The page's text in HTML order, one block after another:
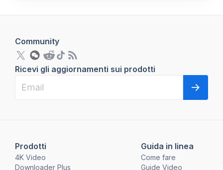
Prodotti
4K Video
Downloader Plus
Guida in linea
Come fare
Guide Video
Community
Ricevi gli aggiornamenti sui prodotti